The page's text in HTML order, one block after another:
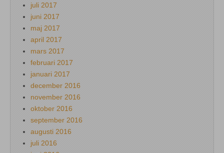
juli 2017
juni 2017
maj 2017
april 2017
mars 2017
februari 2017
januari 2017
december 2016
november 2016
oktober 2016
september 2016
augusti 2016
juli 2016